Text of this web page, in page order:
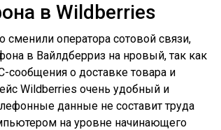
в Wildberries
сменили оператора сотовой связи,
в Вайлдберриз на нровый, так как
о доставке товара и
Wildberries очень удобный и
данные не составит труда
на уровне начинающего